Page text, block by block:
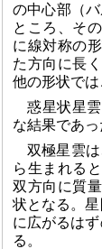
の中心部（
ところ、そ
に線対称の
た方向に長
他の形状では
惑星状星
な結果であっ
双極星雲
ら生まれる
双方向に質
状となる。
に広がるは
る。